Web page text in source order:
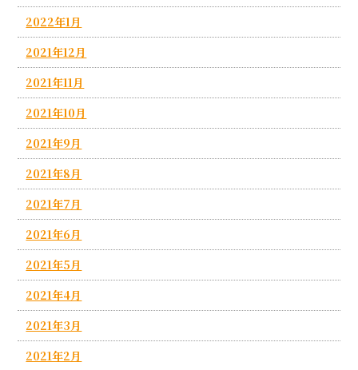
2022年1月
2021年12月
2021年11月
2021年10月
2021年9月
2021年8月
2021年7月
2021年6月
2021年5月
2021年4月
2021年3月
2021年2月